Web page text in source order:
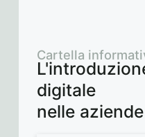
digitale
nelle
Cartella